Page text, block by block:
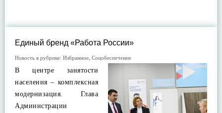
Единый бренд «Работа России»
Новость в рубрике: Избранное Соцобеспечение
В центре занятости
населения – комплексная
модернизация. Глава
Администрации